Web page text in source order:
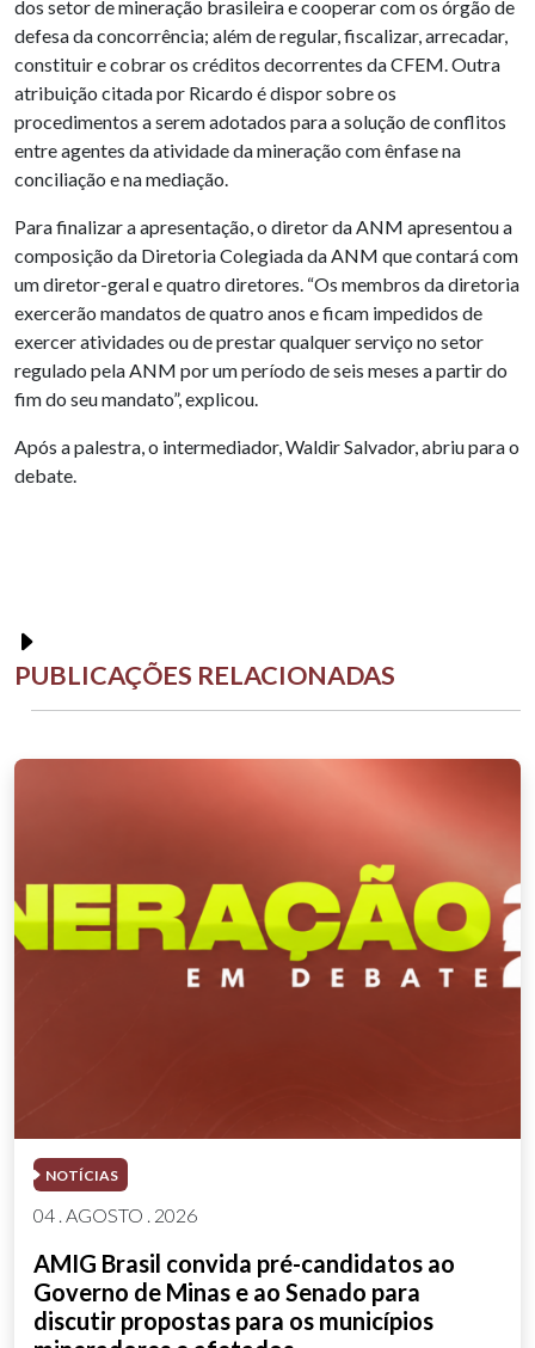
dos setor de mineração brasileira e cooperar com os órgão de
defesa da concorrência; além de regular, fiscalizar, arrecadar,
constituir e cobrar os créditos decorrentes da CFEM. Outra
atribuição citada por Ricardo é dispor sobre os
procedimentos a serem adotados para a solução de conflitos
entre agentes da atividade da mineração com ênfase na
conciliação e na mediação.
Para finalizar a apresentação, o diretor da ANM apresentou a
composição da Diretoria Colegiada da ANM que contará com
um diretor-geral e quatro diretores. “Os membros da diretoria
exercerão mandatos de quatro anos e ficam impedidos de
exercer atividades ou de prestar qualquer serviço no setor
regulado pela ANM por um período de seis meses a partir do
fim do seu mandato”, explicou.
Após a palestra, o intermediador, Waldir Salvador, abriu para o
debate.
PUBLICAÇÕES RELACIONADAS
NOTÍCIAS
04 . AGOSTO . 2026
AMIG Brasil convida pré-candidatos ao
Governo de Minas e ao Senado para
discutir propostas para os municípios